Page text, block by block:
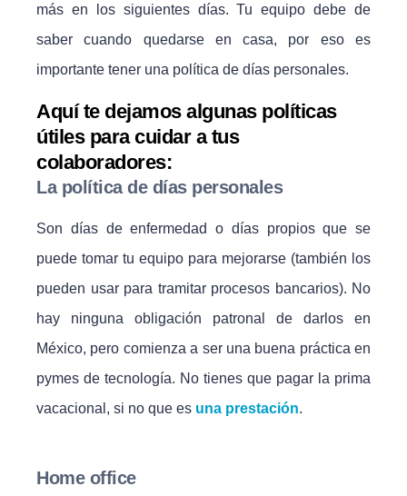
más en los siguientes días. Tu equipo debe de
saber cuando quedarse en casa, por eso es
importante tener una política de días personales.
Aquí te dejamos algunas políticas
útiles para cuidar a tus
colaboradores:
La política de días personales
Son días de enfermedad o días propios que se
puede tomar tu equipo para mejorarse (también los
pueden usar para tramitar procesos bancarios). No
hay ninguna obligación patronal de darlos en
México, pero comienza a ser una buena práctica en
pymes de tecnología. No tienes que pagar la prima
vacacional, si no que es una prestación.
Home office